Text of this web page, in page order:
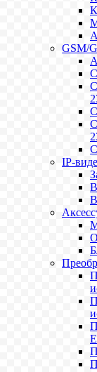
GSM/
IP-